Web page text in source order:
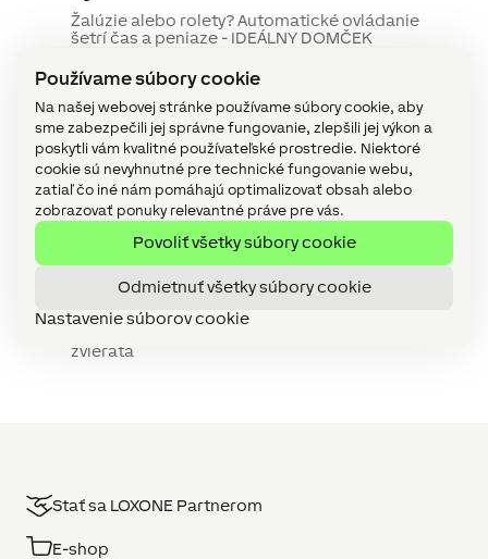
Používame súbory cookie
Na našej webovej stránke používame súbory cookie, aby
sme zabezpečili jej správne fungovanie, zlepšili jej výkon a
poskytli vám kvalitné používateľské prostredie. Niektoré
cookie sú nevyhnutné pre technické fungovanie webu,
zatiaľ čo iné nám pomáhajú optimalizovať obsah alebo
zobrazovať ponuky relevantné práve pre vás.
Povoliť všetky súbory cookie
Odmietnuť všetky súbory cookie
Nastavenie súborov cookie
Žalúzie alebo rolety? Automatické ovládanie
šetrí čas a peniaze - IDEÁLNY DOMČEK
alebo rolety
Žalúzie alebo rolety? Automatické ovládanie
šetrí čas a peniaze - Všetko Pre Bývanie
komentoval Mám zvoliť predokenné žalúzie
alebo rolety
Všetko o automatickom tienení v domácnosti |
sid-technology.skkomentovalMám zvoliť
predokenné žalúzie alebo rolety
Bezpečnosť Loxone | sid-technology.sk
Vylepšenie zabezpečenia v
Referencia : Malkia Park : Druhá šanca na život
pre divoké zvieratá - ELIS plus
zvieratá
Stať sa LOXONE Partnerom
E-shop